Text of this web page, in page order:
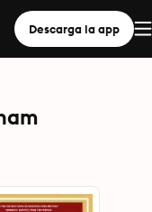
Descarga la app